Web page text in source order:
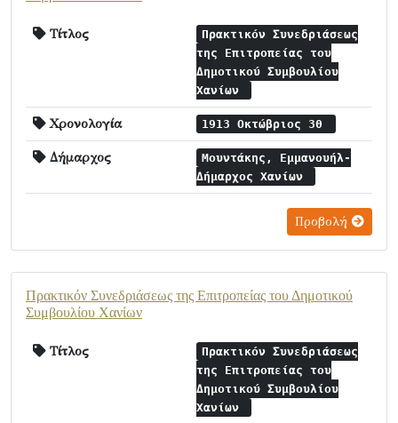
Τίτλος
Πρακτικόν Συνεδριάσεως
της Επιτροπείας του
Δημοτικού Συμβουλίου
Χανίων
Χρονολογία 1913 Οκτώβριος 30
Δήμαρχος
Μουντάκης, Εμμανουήλ-
Δήμαρχος Χανίων
Προβολή
Πρακτικόν Συνεδριάσεως της Επιτροπείας του Δημοτικού
Συμβουλίου Χανίων
Τίτλος
Πρακτικόν Συνεδριάσεως
της Επιτροπείας του
Δημοτικού Συμβουλίου
Χανίων